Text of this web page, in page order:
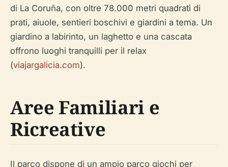
di La Coruña, con oltre 78.000 metri quadrati di
prati, aiuole, sentieri boschivi e giardini a tema. Un
giardino a labirinto, un laghetto e una cascata
offrono luoghi tranquilli per il relax
(viajargalicia.com).
Aree Familiari e
Ricreative
Il parco dispone di un ampio parco giochi per